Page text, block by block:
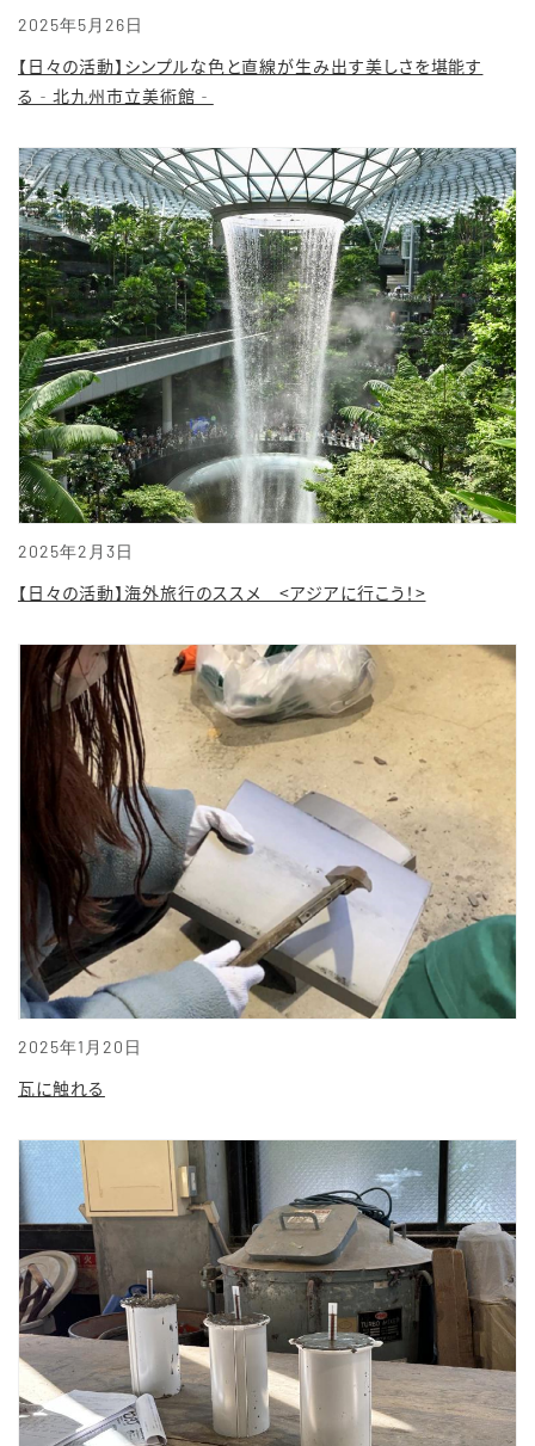
2025年5月26日
【日々の活動】シンプルな色と直線が生み出す美しさを堪能す
る‐北九州市立美術館‐
2025年2月3日
【日々の活動】海外旅行のススメ <アジアに行こう！>
2025年1月20日
瓦に触れる